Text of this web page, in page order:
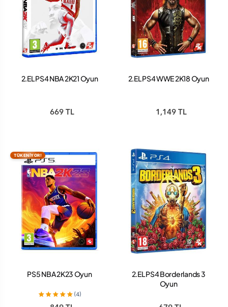
2.EL PS4 NBA 2K21 Oyun
669 TL
2.EL PS4 WWE 2K18 Oyun
1,149 TL
TÜKENİYOR!
PS5 NBA 2K23 Oyun
(4)
2.EL PS4 Borderlands 3
Oyun